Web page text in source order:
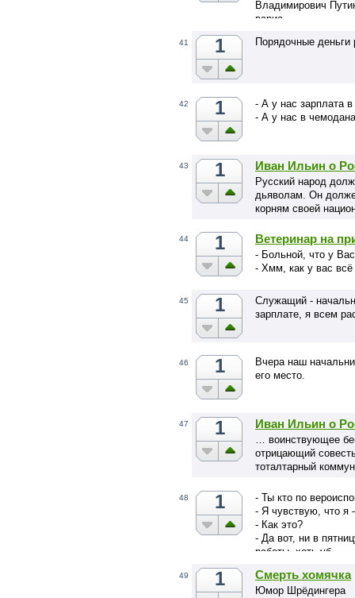
Владимирович
вариа…
41 1 Порядочные
42 1
- А у нас зарплата в
- А у нас в
43 1 Иван Ильин о
Русский народ
дьяволам. Он
корням своей
44 1 Ветеринар на
- Больной, что у
- Хмм, как у вас всё
45 1
Служащий -
зарплате, я всем
46 1
Вчера наш
его место.
47 1 Иван Ильин о
… воинствующее
отрицающий
тоталтарный
48 1
- Ты кто по
- Я чувствую, что я
- Как это?
- Да вот, ни в
работы, хоть уб…
49 1 Смерть хомячка
Юмор Шрёдингера